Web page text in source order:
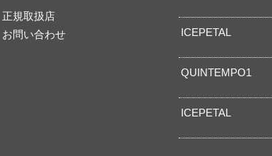
正規取扱店
お問い合わせ
ICEPETAL
QUINTEMPO1
ICEPETAL